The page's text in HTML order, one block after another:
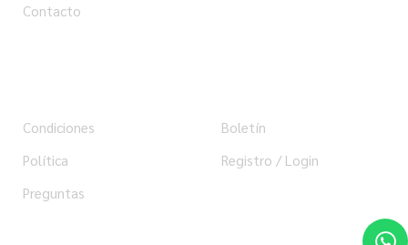
Contacto
Condiciones
Política
Preguntas
Boletín
Registro / Login